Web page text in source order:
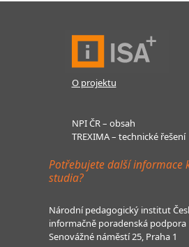
O projektu
NPI ČR – obsah
TREXIMA – technické řešení
Potřebujete další informace
studia?
Národní pedagogický institut
informačně poradenská podpora
Senovážné náměstí 25, Praha 1